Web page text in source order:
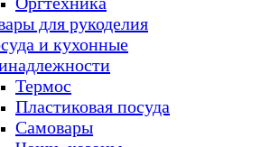
для рукоделия
и кухонные
Термос
Пластиковая посуда
Самовары